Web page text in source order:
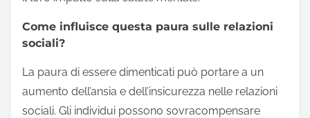
Come influisce questa paura sulle relazioni
sociali?
La paura di essere dimenticati può portare a un
aumento dell’ansia e dell’insicurezza nelle relazioni
sociali. Gli individui possono sovracompensare